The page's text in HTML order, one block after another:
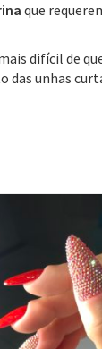
que
difícil de
das unhas